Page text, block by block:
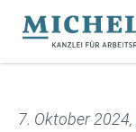
7. Oktober 2024,